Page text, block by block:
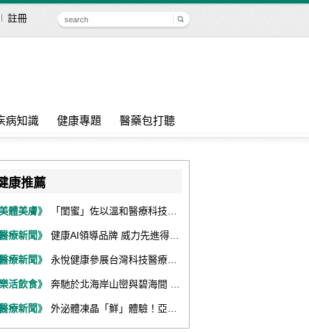
註冊
病知識 健康專題 醫藥包打聽
康推薦
美體美膚》 「閨蜜」佐以溫和醫療科技，陪伴女性找回身體舒適與自信
醫療新聞》 健康AI領導品牌 威力先進得獎不斷 同獲『玉山獎』『金炬獎』最高肯定
醫療新聞》 永悅健康參展台灣科技醫療展 展現數位健康全場景整合能力
樂活飲食》 奔馳於北海岸山巒與碧海間 跑出屬於你的生命之光 『2026光境半程馬拉松挑戰賽－升龍道』火熱報名中
醫療新聞》 外泌體凍晶「鮮」體驗！亞家生技解鎖24個月高活性 專利瓶蓋「秒回溶」超驚艷！醫科展秀「睛」亮神采